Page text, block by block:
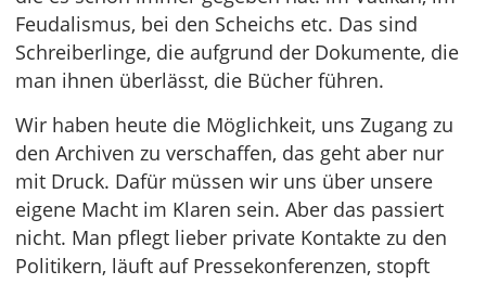
Feudalismus, bei den Scheichs etc. Das sind
Schreiberlinge, die aufgrund der Dokumente, die
man ihnen überlässt, die Bücher führen.
Wir haben heute die Möglichkeit, uns Zugang zu
den Archiven zu verschaffen, das geht aber nur
mit Druck. Dafür müssen wir uns über unsere
eigene Macht im Klaren sein. Aber das passiert
nicht. Man pflegt lieber private Kontakte zu den
Politikern, läuft auf Pressekonferenzen, stopft